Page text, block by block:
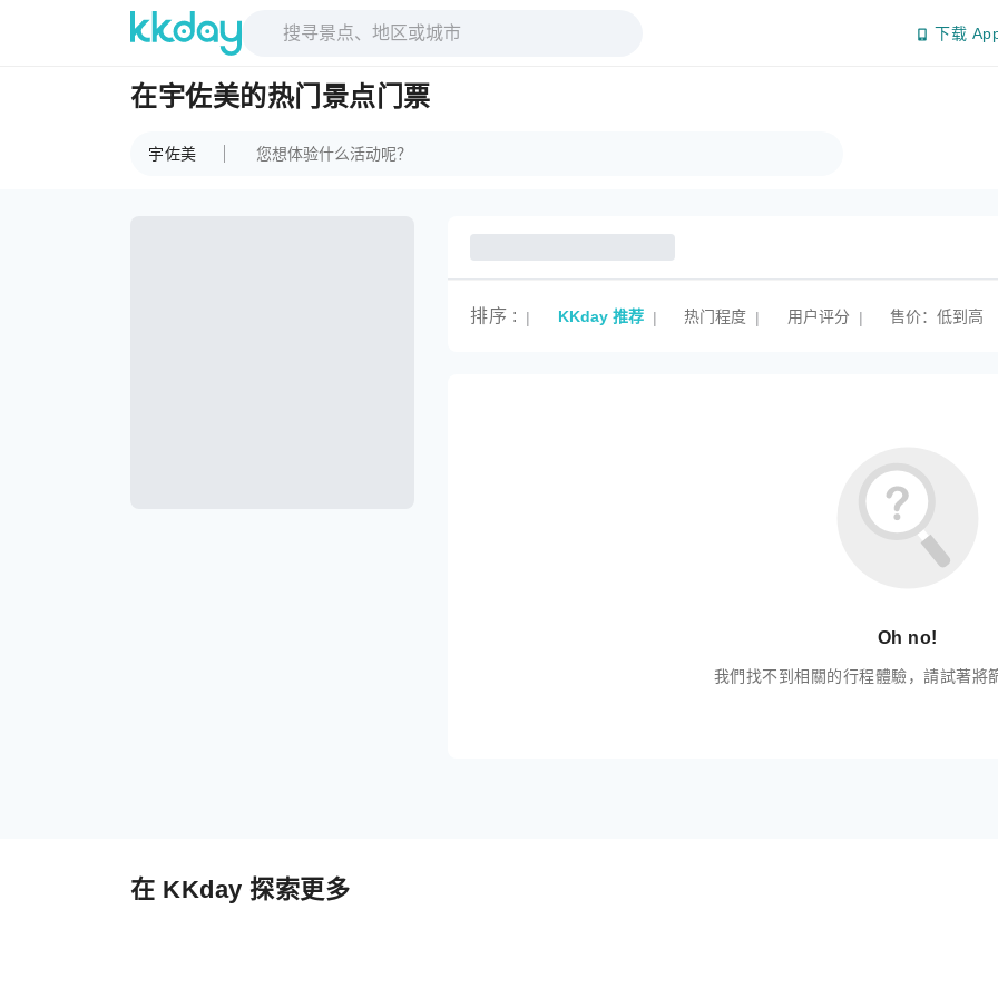
下载
在宇佐美的热门景点门票
宇佐美
排序 : | KKday 推荐 | 热门程度 | 用户评分 | 售价：低到高
Oh no!
我們找不到相關的行程體驗，請試著將
在 KKday 探索更多